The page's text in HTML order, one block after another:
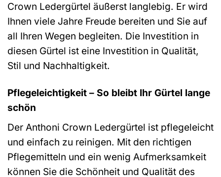
Crown Ledergürtel äußerst langlebig. Er wird
Ihnen viele Jahre Freude bereiten und Sie auf
all Ihren Wegen begleiten. Die Investition in
diesen Gürtel ist eine Investition in Qualität,
Stil und Nachhaltigkeit.
Pflegeleichtigkeit – So bleibt Ihr Gürtel lange
schön
Der Anthoni Crown Ledergürtel ist pflegeleicht
und einfach zu reinigen. Mit den richtigen
Pflegemitteln und ein wenig Aufmerksamkeit
können Sie die Schönheit und Qualität des